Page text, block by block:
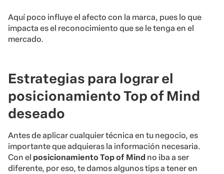
Aquí poco influye el afecto con la marca, pues lo que
impacta es el reconocimiento que se le tenga en el
mercado.
Estrategias para lograr el
posicionamiento Top of Mind
deseado
Antes de aplicar cualquier técnica en tu negocio, es
importante que adquieras la información necesaria.
Con el posicionamiento Top of Mind no iba a ser
diferente, por eso, te damos algunos tips a tener en